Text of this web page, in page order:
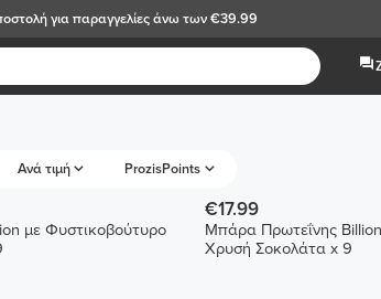
για παραγγελίες άνω των €39.99
Ανά τιμή ProzisPoints
με Φυστικοβούτυρο
€17.99
Μπάρα Πρωτεΐνης
Χρυσή Σοκολάτα x 9